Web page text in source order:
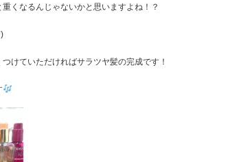
くなるんじゃないかと思いますよね！？
けていただければサラツヤ髪の完成です！